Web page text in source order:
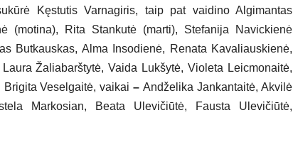
Kęstutis Varnagiris, taip pat vaidino Algimantas
(motina), Rita Stankutė (marti), Stefanija Navickienė
Butkauskas, Alma Insodienė, Renata Kavaliauskienė,
Laura Žaliabarštytė, Vaida Lukšytė, Violeta Leicmonaitė,
Veselgaitė, vaikai –Andželika Jankantaitė, Akvilė
Markosian, Beata Ulevičiūtė, Fausta Ulevičiūtė,